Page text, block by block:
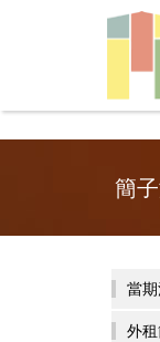
簡
當
外